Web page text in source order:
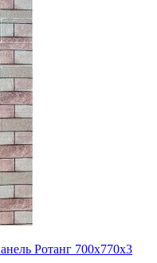
Ротанг 700x770x3